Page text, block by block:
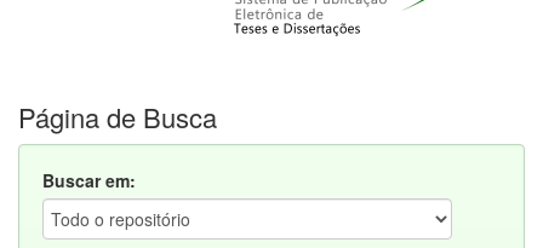
Página de Busca
Buscar em: